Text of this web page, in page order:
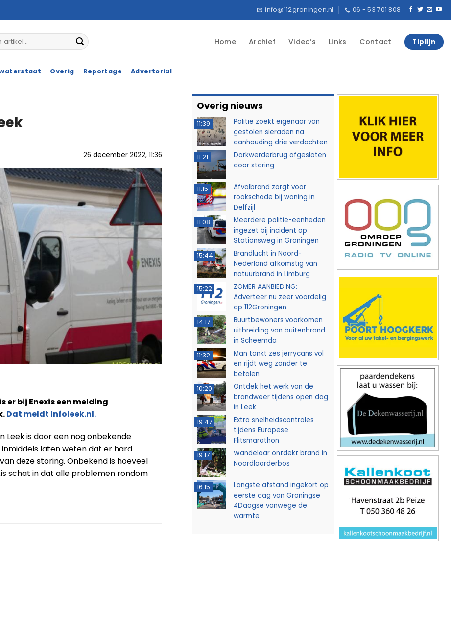
info@112groningen.nl 06 - 53 701 808
Home Archief Video’s Links Contact Tiplijn
Overig Reportage Advertorial
26 december 2022, 11:36
er bij Enexis een melding
Dat meldt Infoleek.nl.
Leek is door een nog onbekende
laten weten dat er hard
deze storing. Onbekend is hoeveel
schat in dat alle problemen rondom
Overig nieuws
11:39
Politie zoekt eigenaar van
gestolen sieraden na
aanhouding drie verdachten
11:21
Dorkwerderbrug afgesloten
door storing
11:15
Afvalbrand zorgt voor
rookschade bij woning in
Delfzijl
11:08
Meerdere politie-eenheden
ingezet bij incident op
Stationsweg in Groningen
15:44
Brandlucht in Noord-
Nederland afkomstig van
natuurbrand in Limburg
15:22
ZOMER AANBIEDING:
Adverteer nu zeer voordelig
op 112Groningen
14:17
Buurtbewoners voorkomen
uitbreiding van buitenbrand
in Scheemda
11:32
Man tankt zes jerrycans vol
en rijdt weg zonder te
betalen
10:20
Ontdek het werk van de
brandweer tijdens open dag
in Leek
19:47
Extra snelheidscontroles
tijdens Europese
Flitsmarathon
19:17
Wandelaar ontdekt brand in
Noordlaarderbos
16:15
Langste afstand ingekort op
eerste dag van Groningse
4Daagse vanwege de
warmte